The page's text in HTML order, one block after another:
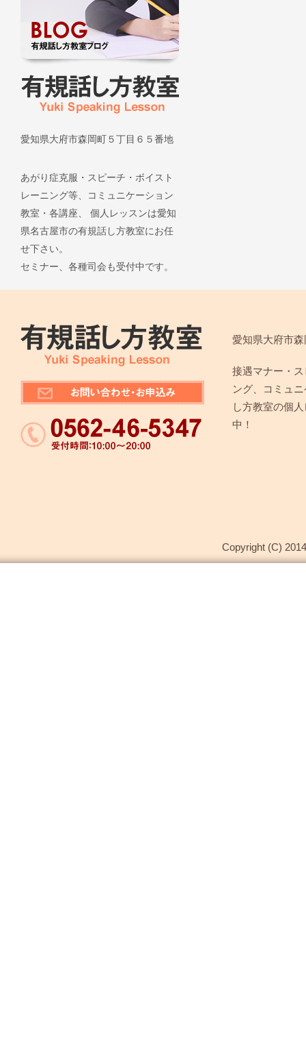
愛知県大府市森岡町５丁目６５番地
あがり症克服・スピーチ・ボイスト
レーニング等、コミュニケーション
教室・各講座、 個人レッスンは愛知
県名古屋市の有規話し方教室にお任
せ下さい。
セミナー、各種司会も受付中です。
愛知県大府市
接遇マナー・
ング、コミュ
し方教室の個
中！
Copyright (C)